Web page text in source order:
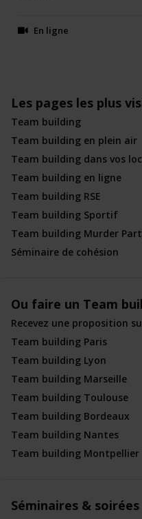
En ligne
Les pages les plus
Team building
Team building en plein air
Team building dans vos
Team building en ligne
Team building RSE
Team building Sportif
Team building Murder
Séminaire de cohésion
Ou faire un Team
Recevez une proposition
Team building Paris
Team building Lyon
Team building Marseille
Team building Toulouse
Team building Bordeaux
Team building Nantes
Team building Montpellier
Séminaires & soirées